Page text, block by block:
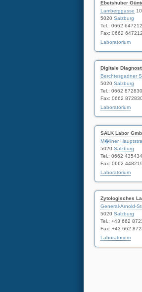
Ebetshuber
Lamberggasse 10
5020 Salzburg
Tel.: 0662 647212
Fax: 0662
Laboratorium
Digitale
Berchtesgadner
5020 Salzburg
Tel.: 0662 872830
Fax: 0662
Laboratorium
SALK Labor
M�llner
5020 Salzburg
Tel.: 0662 435434
Fax: 0662
Laboratorium
Zytologisches
General-Arnold-
5020 Salzburg
Tel.: +43 662
Fax: +43 662
Laboratorium